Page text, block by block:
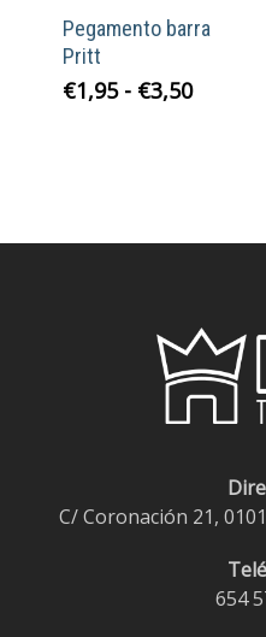
Pegamento barra
Pritt
€1,95 - €3,50Rango
€3,50
C/ Coronación 21,
654